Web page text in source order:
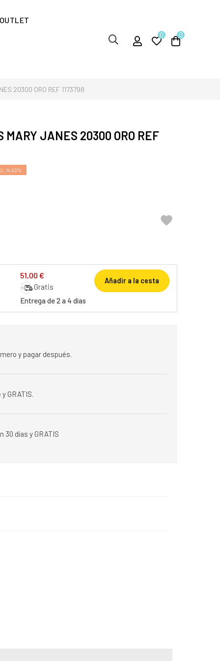
OUTLET
0 0
20300 ORO REF 1173798
MARY JANES 20300 ORO REF
14,93%

51,00 €
Gratis
Entrega de 2 a 4 días
Añadir a la cesta
y pagar después.
GRATIS.
30 días y GRATIS